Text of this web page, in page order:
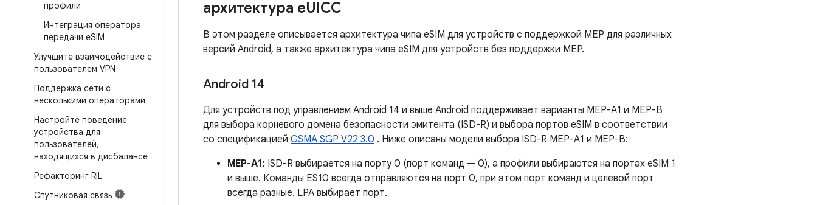
профили
Интеграция оператора
передачи eSIM
Улучшите взаимодействие с
пользователем VPN
Поддержка сети с
несколькими операторами
Настройте поведение
устройства для
пользователей,
находящихся в дисбалансе
Рефакторинг RIL
Спутниковая связь
архитектура eUICC
В этом разделе описывается архитектура чипа eSIM для устройств с поддержкой MEP для различных
версий Android, а также архитектура чипа eSIM для устройств без поддержки MEP.
Android 14
Для устройств под управлением Android 14 и выше Android поддерживает варианты MEP-A1 и MEP-B
для выбора корневого домена безопасности эмитента (ISD-R) и выбора портов eSIM в соответствии
со спецификацией GSMA SGP V22 3.0 . Ниже описаны модели выбора ISD-R MEP-A1 и MEP-B:
MEP-A1: ISD-R выбирается на порту 0 (порт команд — 0), а профили выбираются на портах eSIM 1
и выше. Команды ES10 всегда отправляются на порт 0, при этом порт команд и целевой порт
всегда разные. LPA выбирает порт.